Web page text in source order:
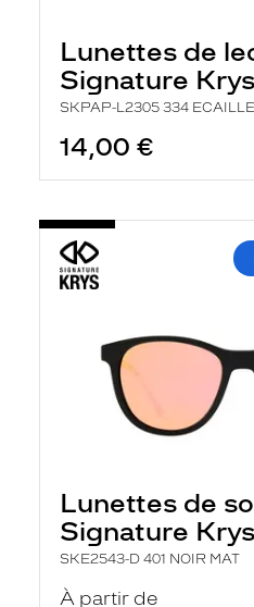
Lunettes de
Signature Krys
SKPAP-L2305 334
14,00 €
Lunettes de
Signature Krys
SKE2543-D 401 NOIR MAT
À partir de